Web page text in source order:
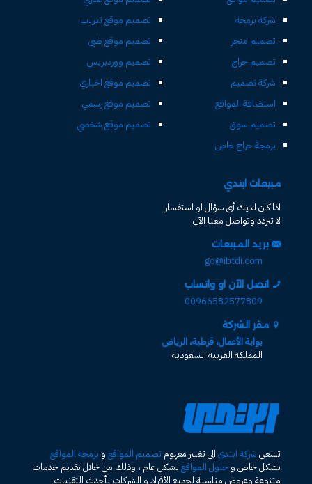
شركة برمجة
تصميم متجر
تصميم حراج
شركة تصميم
استضافة المواقع
تصميم سوق
برمجة حراج خاص
تصميم موقع تدريب
تصميم موقع طبي
تصميم ووردبريس
تصميم موقع اخباري
تصميم موقع رسمي
تصميم موقع شخصي
مبيعات ابتدي
اذا كان لديك أى سؤال او استفسار
لا تتردد وتواصل معنا الآن
بريد المبيعات
go@ibtdi.com
اتصل الآن او واتساب
00966582577809
مقر الشركة
بوابة الأعمال، قرطبة، الرياض
المملكة العربية السعودية
تسعى شركة ابتدي الى تغيير مفهوم تصميم المواقع و برمجة المواقع
بشكل خاص و حلول المواقع بشكل عام ، وذلك من خلال تقديم خدمات
متنوعة وعروض مناسبة لجميع الأفراد و الشركات بأحدث التقنيات